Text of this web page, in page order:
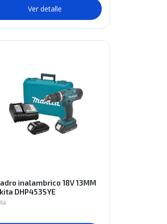
Ver detalle
inalambrico 18V 13MM
DHP453SYE